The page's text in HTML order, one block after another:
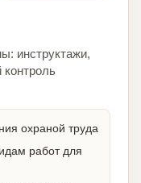
инструктажи,
контроль
охраной труда
работ для